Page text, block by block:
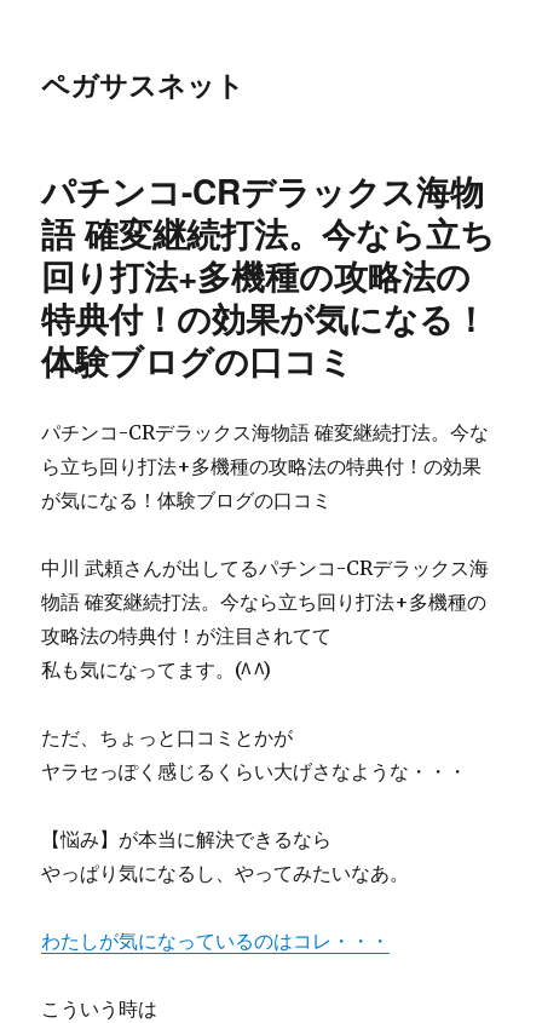
ペガサスネット
パチンコ-CRデラックス海物
語 確変継続打法。今なら立ち
回り打法+多機種の攻略法の
特典付！の効果が気になる！
体験ブログの口コミ
パチンコ-CRデラックス海物語 確変継続打法。今な
ら立ち回り打法+多機種の攻略法の特典付！の効果
が気になる！体験ブログの口コミ
中川 武頼さんが出してるパチンコ-CRデラックス海
物語 確変継続打法。今なら立ち回り打法+多機種の
攻略法の特典付！が注目されてて
私も気になってます。(^^)ゞ
ただ、ちょっと口コミとかが
ヤラセっぽく感じるくらい大げさなような・・・
【悩み】が本当に解決できるなら
やっぱり気になるし、やってみたいなあ。
わたしが気になっているのはコレ・・・
こういう時は